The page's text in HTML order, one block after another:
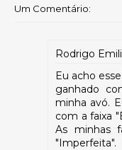
Um Comentário:
Rodrigo
Eu acho
ganhado
minha avó.
com a faixa
As minhas
"Imperfeita".